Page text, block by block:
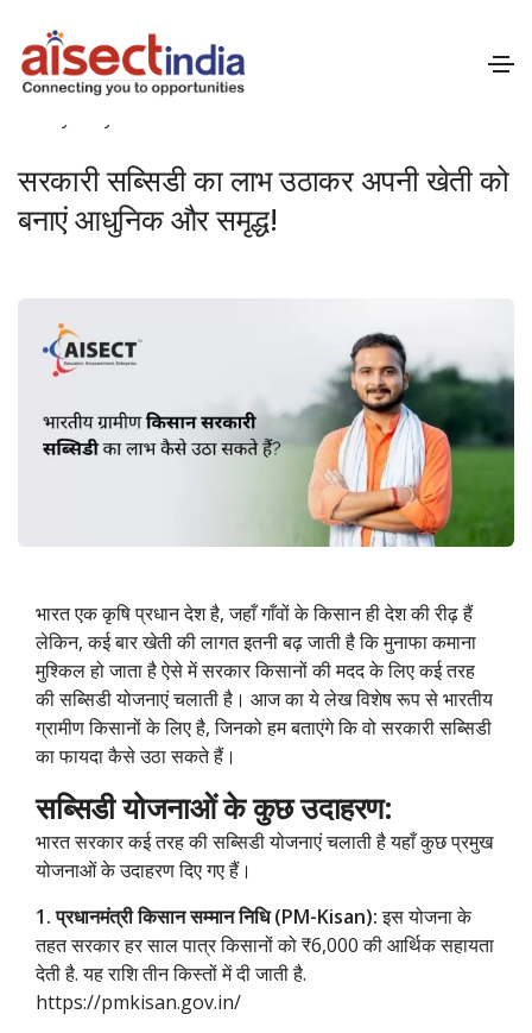
June 21, 2024
Skills & Livelihood
सरकारी सब्सिडी का लाभ उठाकर अपनी खेती को
बनाएं आधुनिक और समृद्ध!
भारत एक कृषि प्रधान देश है, जहाँ गाँवों के किसान ही देश की रीढ़ हैं
लेकिन, कई बार खेती की लागत इतनी बढ़ जाती है कि मुनाफा कमाना
मुश्किल हो जाता है ऐसे में सरकार किसानों की मदद के लिए कई तरह
की सब्सिडी योजनाएं चलाती है। आज का ये लेख विशेष रूप से भारतीय
ग्रामीण किसानों के लिए है, जिनको हम बताएंगे कि वो सरकारी सब्सिडी
का फायदा कैसे उठा सकते हैं।
सब्सिडी योजनाओं के कुछ उदाहरण:
भारत सरकार कई तरह की सब्सिडी योजनाएं चलाती है यहाँ कुछ प्रमुख
योजनाओं के उदाहरण दिए गए हैं।
1. प्रधानमंत्री किसान सम्मान निधि (PM-Kisan):इस योजना के
तहत सरकार हर साल पात्र किसानों को ₹6,000 की आर्थिक सहायता
देती है. यह राशि तीन किस्तों में दी जाती है.
https://pmkisan.gov.in/